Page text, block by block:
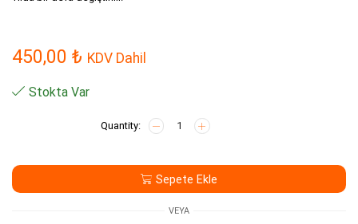
450,00 ₺ KDV Dahil
Stokta Var
AQUASET
12"
Eco
1
Micron
Sediment
Sepete Ekle
VEYA